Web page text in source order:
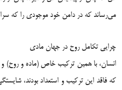
مي‌رساند كه در دامن خود موجودي را كه
چرايي تكامل روح در جهان مادي
انسان، با همين تركيب خاص (ماده و روح) و